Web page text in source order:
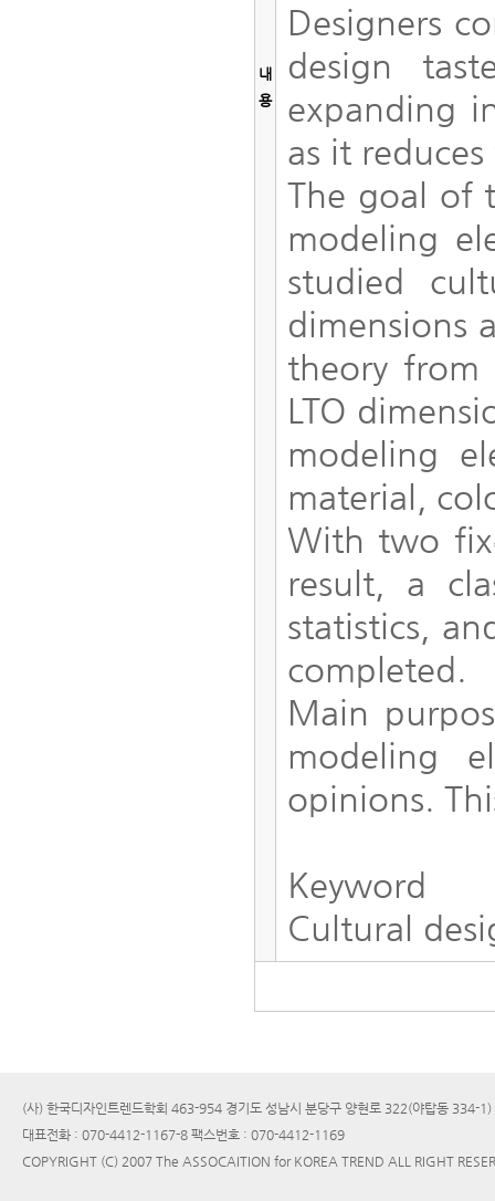
내
용
Designers
design
expanding
as it
The goal of
modeling
studied
dimensions
theory from
LTO
modeling
material,
With two
result, a
statistics,
completed.
Main
modeling
opinions.
Keyword
Cultural
(사) 한국디자인트렌드학회 463-954 경기도 성남시 분당구 양현로 322(야탑동 334-
대표전화 : 070-4412-1167-8 팩스번호 : 070-4412-1169
COPYRIGHT (C) 2007 The ASSOCAITION for KOREA TREND ALL RIGHT